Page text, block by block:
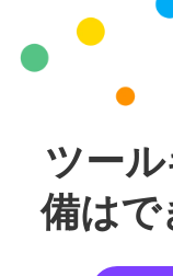
ツー
備はで